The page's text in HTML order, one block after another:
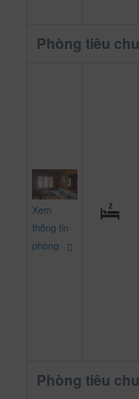
Phòng tiêu
Xem
thông tin
phòng
Phòng tiêu